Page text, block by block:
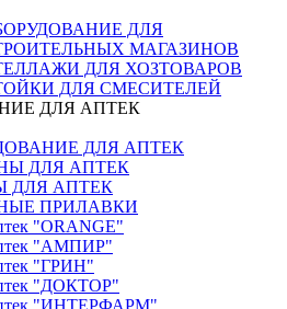
ДЛЯ
МАГАЗИНОВ
ДЛЯ ХОЗТОВАРОВ
ДЛЯ СМЕСИТЕЛЕЙ
ДЛЯ АПТЕК
ДЛЯ АПТЕК
ДЛЯ АПТЕК
ДЛЯ АПТЕК
ПРИЛАВКИ
"ORANGE"
"АМПИР"
"ГРИН"
"ДОКТОР"
"ИНТЕРФАРМ"